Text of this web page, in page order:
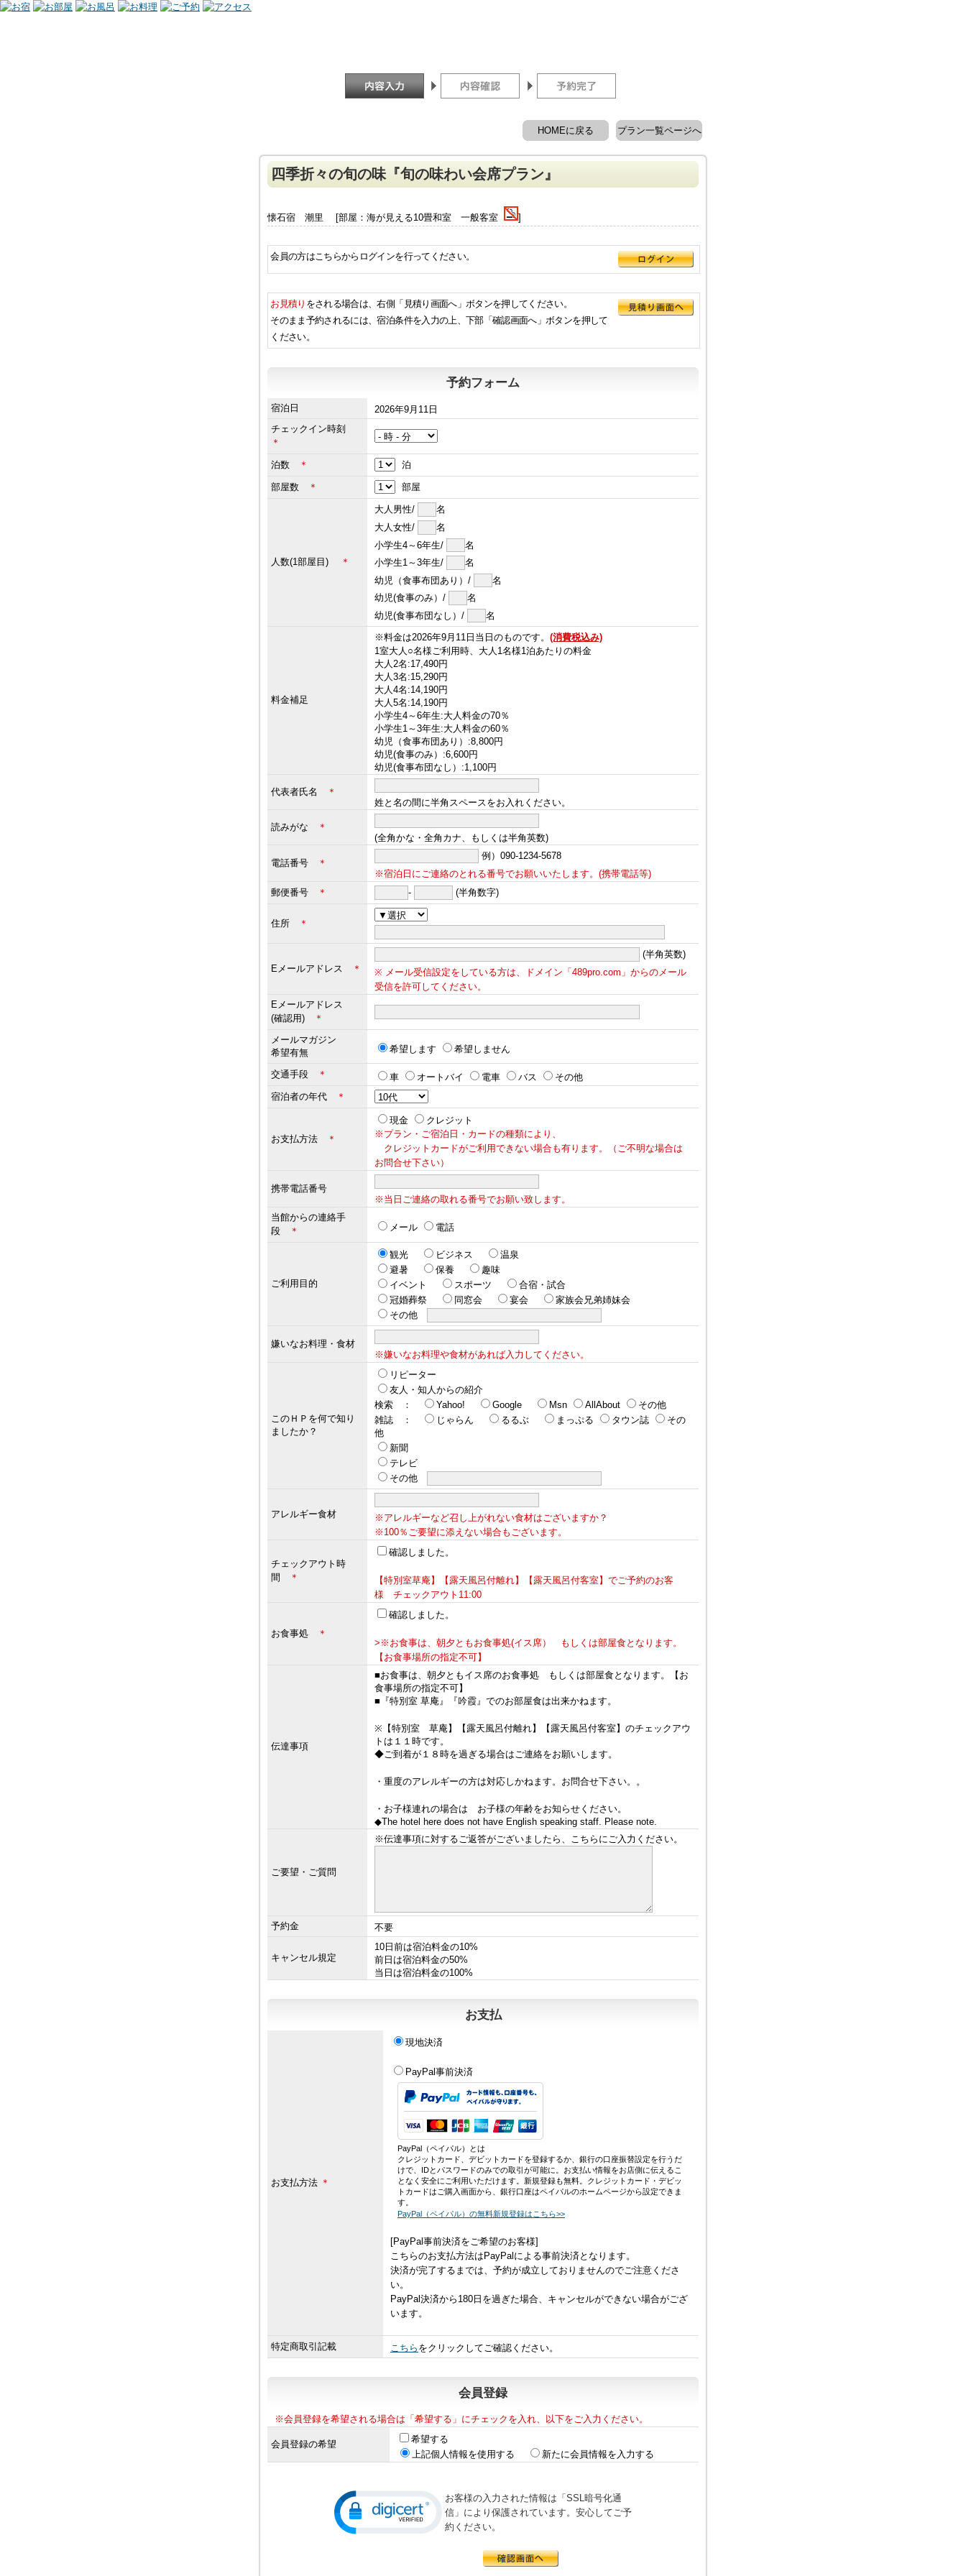
プラン一覧ページへ
HOMEに戻る
四季折々の旬の味『旬の味わい会席プラン』
懐石宿 潮里 [部屋：海が見える10畳和室 一般客室 ]
会員の方はこちらからログインを行ってください。
お見積り をされる場合は、右側「見積り画面へ」ボタンを押してください。
そのまま予約されるには、宿泊条件を入力の上、下部「確認画面へ」ボタンを押して
ください。
予約フォーム
宿泊日
2026年9月11日
チェックイン時刻
＊
泊数 ＊ 泊
部屋数 ＊ 部屋
人数(1部屋目) ＊
大人男性/
名
大人女性/
名
小学生4～6年生/
名
小学生1～3年生/
名
幼児（食事布団あり）/
名
幼児(食事のみ）/
名
幼児(食事布団なし）/
名
料金補足
※料金は2026年9月11日当日のものです。 (消費税込み)
1室大人○名様ご利用時、大人1名様1泊あたりの料金
大人2名:17,490円
大人3名:15,290円
大人4名:14,190円
大人5名:14,190円
小学生4～6年生:大人料金の70％
小学生1～3年生:大人料金の60％
幼児（食事布団あり）:8,800円
幼児(食事のみ）:6,600円
幼児(食事布団なし）:1,100円
代表者氏名
＊
姓と名の間に半角スペースをお入れください。
読みがな
＊
(全角かな・全角カナ、もしくは半角英数)
電話番号 ＊
例）090-1234-5678
※宿泊日にご連絡のとれる番号でお願いいたします。(携帯電話等)
郵便番号
＊ - (半角数字)
住所 ＊
Eメールアドレス ＊
(半角英数)
※ メール受信設定をしている方は、ドメイン「489pro.com」からのメール
受信を許可してください。
Eメールアドレス
(確認用)
＊
メールマガジン
希望有無
希望します 希望しません
交通手段 ＊ 車 オートバイ 電車 バス
その他
宿泊者の年代
＊
お支払方法 ＊
現金
クレジット
※プラン・ご宿泊日・カードの種類により、
クレジットカードがご利用できない場合も有ります。（ご不明な場合は
お問合せ下さい）
携帯電話番号
※当日ご連絡の取れる番号でお願い致します。
当館からの連絡手
段
＊ メール 電話
ご利用目的
観光 ビジネス
温泉
避暑
保養
趣味
イベント
スポーツ
合宿・試合
冠婚葬祭
同窓会 宴会
家族会兄弟姉妹会
その他
嫌いなお料理・食材
※嫌いなお料理や食材があれば入力してください。
このＨＰを何で知り
ましたか？
リピーター
友人・知人からの紹介
検索 ：
Yahoo! Google Msn AllAbout
その他
雑誌 ：
じゃらん るるぶ まっぷる タウン誌
その
他
新聞
テレビ
その他
アレルギー食材
※アレルギーなど召し上がれない食材はございますか？
※100％ご要望に添えない場合もございます。
チェックアウト時
間
＊
確認しました。
【特別室草庵】【露天風呂付離れ】【露天風呂付客室】でご予約のお客
様 チェックアウト11:00
お食事処 ＊
確認しました。
>※お食事は、朝夕ともお食事処(イス席） もしくは部屋食となります。
【お食事場所の指定不可】
伝達事項
■お食事は、朝夕ともイス席のお食事処 もしくは部屋食となります。【お
食事場所の指定不可】
■『特別室 草庵』『吟霞』でのお部屋食は出来かねます。
※【特別室 草庵】【露天風呂付離れ】【露天風呂付客室】のチェックアウ
トは１１時です。
◆ご到着が１８時を過ぎる場合はご連絡をお願いします。
・重度のアレルギーの方は対応しかねます。お問合せ下さい。。
・お子様連れの場合は お子様の年齢をお知らせください。
◆The hotel here does not have English speaking staff. Please note.
ご要望・ご質問
※伝達事項に対するご返答がございましたら、こちらにご入力ください。
予約金 不要
キャンセル規定
10日前は宿泊料金の10%
前日は宿泊料金の50%
当日は宿泊料金の100%
お支払
お支払方法 ＊
現地決済
PayPal事前決済
PayPal（ペイパル）とは
クレジットカード、デビットカードを登録するか、銀行の口座振替設定を行うだ
けで、IDとパスワードのみでの取引が可能に。お支払い情報をお店側に伝えるこ
となく安全にご利用いただけます。新規登録も無料。クレジットカード・デビッ
トカードはご購入画面から、銀行口座はペイパルのホームページから設定できま
す。
PayPal（ペイパル）の無料新規登録はこちら>>
[PayPal事前決済をご希望のお客様]
こちらのお支払方法はPayPalによる事前決済となります。
決済が完了するまでは、予約が成立しておりませんのでご注意くださ
い。
PayPal決済から180日を過ぎた場合、キャンセルができない場合がござ
います。
特定商取引記載 こちら をクリックしてご確認ください。
会員登録
※会員登録を希望される場合は「希望する」にチェックを入れ、以下をご入力ください。
会員登録の希望
希望する
上記個人情報を使用する
新たに会員情報を入力する
お客様の入力された情報は「SSL暗号化通
信」により保護されています。安心してご予
約ください。